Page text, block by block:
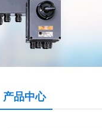
产品中心